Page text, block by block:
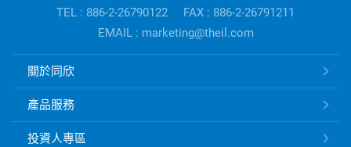
訊
TEL : 886-2-26790122
FAX : 886-2-26791211
EMAIL : marketing@theil.com
子
關於同欣
產品服務
投資人專區